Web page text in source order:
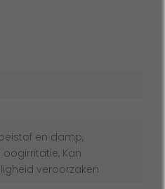
en damp,
Kan
veroorzaken